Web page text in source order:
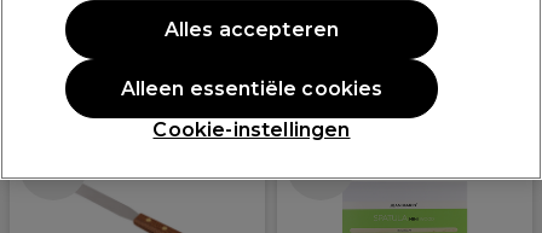
Sorteren op:Nieuw
PROMOTIE PROMOTIE
Cookie-instellingen
Alleen essentiële cookies
Alles accepteren